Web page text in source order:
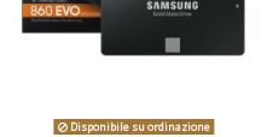
Disponibile su ordinazione